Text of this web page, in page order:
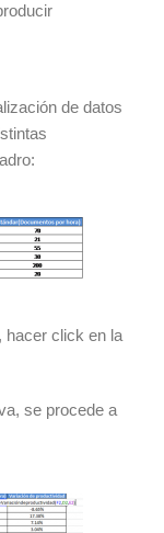
de datos
hacer click en la
se procede a